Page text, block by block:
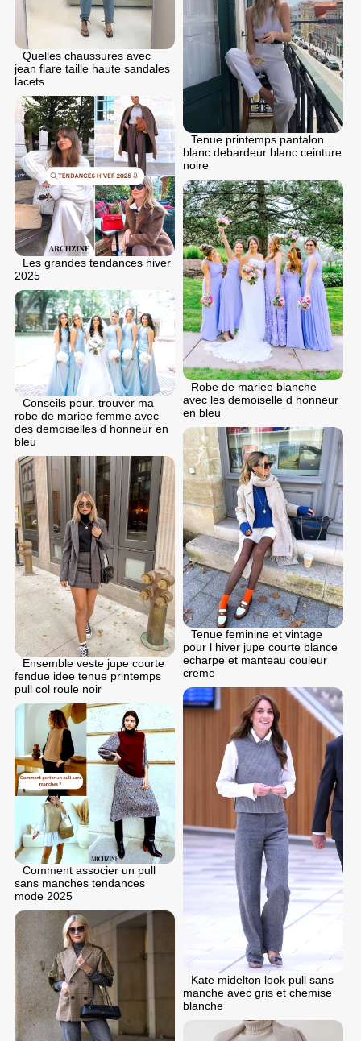
Quelles chaussures avec
jean flare taille haute sandales
lacets
Tenue printemps pantalon
blanc debardeur blanc ceinture
noire
Les grandes tendances hiver
2025
Robe de mariee blanche
avec les demoiselle d honneur
en bleu
Conseils pour. trouver ma
robe de mariee femme avec
des demoiselles d honneur en
bleu
Tenue feminine et vintage
pour l hiver jupe courte blance
echarpe et manteau couleur
creme
Ensemble veste jupe courte
fendue idee tenue printemps
pull col roule noir
Kate midelton look pull sans
manche avec gris et chemise
blanche
Comment associer un pull
sans manches tendances
mode 2025